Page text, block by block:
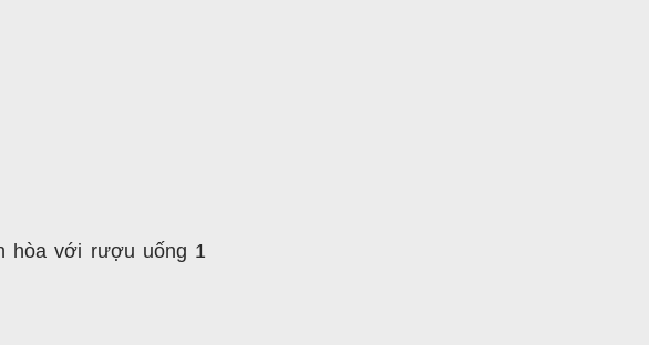
hòa với rượu uống 1